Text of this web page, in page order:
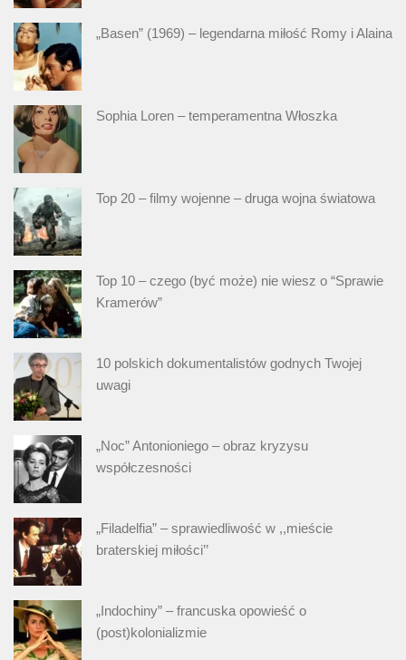
„Basen” (1969) – legendarna miłość Romy i Alaina
Sophia Loren – temperamentna Włoszka
Top 20 – filmy wojenne – druga wojna światowa
Top 10 – czego (być może) nie wiesz o “Sprawie
Kramerów”
10 polskich dokumentalistów godnych Twojej
uwagi
„Noc” Antonioniego – obraz kryzysu
współczesności
„Filadelfia” – sprawiedliwość w ,,mieście
braterskiej miłości’’
„Indochiny” – francuska opowieść o
(post)kolonializmie